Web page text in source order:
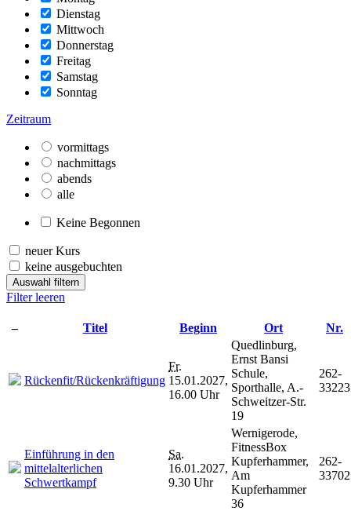
Dienstag
Mittwoch
Donnerstag
Freitag
Samstag
Sonntag
Zeitraum
vormittags
nachmittags
abends
alle
Keine Begonnen
neuer Kurs
keine ausgebuchten
Auswahl filtern
Filter leeren
– Titel Beginn Ort Nr.
Rückenfit/Rückenkräftigung
Fr.
15.01.2027,
16.00 Uhr
Quedlinburg,
Ernst Bansi
Schule,
Sporthalle, A.-
Schweitzer-Str.
19
262-
33223
Einführung in den
mittelalterlichen
Schwertkampf
Sa.
16.01.2027,
9.30 Uhr
Wernigerode,
FitnessBox
Kupferhammer,
Am
Kupferhammer
36
262-
33702